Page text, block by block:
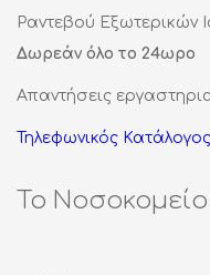
Ραντεβού Εξωτερικών
Δωρεάν όλο το 24ωρο
Απαντήσεις
Τηλεφωνικός Κατάλογος
Το Νοσοκομείο